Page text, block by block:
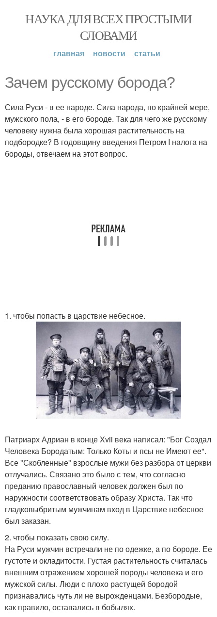
НАУКА ДЛЯ ВСЕХ ПРОСТЫМИ
СЛОВАМИ
главная новости статьи
Зачем русскому борода?
Сила Руси - в ее народе. Сила народа, по крайней мере,
мужского пола, - в его бороде. Так для чего же русскому
человеку нужна была хорошая растительность на
подбородке? В годовщину введения Петром I налога на
бороды, отвечаем на этот вопрос.
1. чтобы попасть в царствие небесное.
Патриарх Адриан в конце Xvii века написал: "Бог Создал
Человека Бородатым: Только Коты и псы не Имеют ее".
Все "Скобленные" взрослые мужи без разбора от церкви
отлучались. Связано это было с тем, что согласно
преданию православный человек должен был по
наружности соответствовать образу Христа. Так что
гладковыбритым мужчинам вход в Царствие небесное
был заказан.
2. чтобы показать свою силу.
На Руси мужчин встречали не по одежке, а по бороде. Ее
густоте и окладитости. Густая растительность считалась
внешним отражением хорошей породы человека и его
мужской силы. Люди с плохо растущей бородой
признавались чуть ли не вырожденцами. Безбородые,
как правило, оставались в бобылях.